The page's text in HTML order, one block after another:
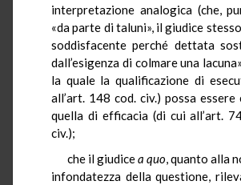
interpretazione analogica (che,
«da parte di taluni», il giudice
soddisfacente perché dettata
dall’esigenza di colmare una
la quale la qualificazione di
all’art. 148 cod. civ.) possa
quella di efficacia (di cui all’art.
civ.);
che il giudicea quo, quanto alla
infondatezza della questione,